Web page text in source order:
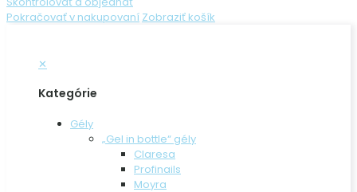
Pokračovať v nakupovaní Zobraziť košík
✕
Kategórie
Gély
„Gel in bottle“ gély
Claresa
Profinails
Moyra